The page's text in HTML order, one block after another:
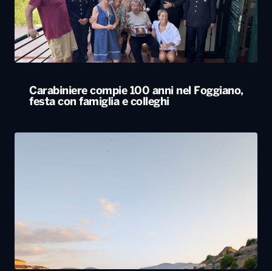
Carabiniere compie 100 anni nel Foggiano,
festa con famiglia e colleghi